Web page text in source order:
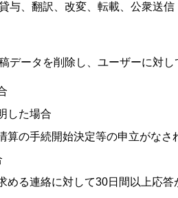
与、翻訳、改変、転載、公衆送
データを削除し、ユーザーに対
した場合
算の手続開始決定等の申立がなさ
める連絡に対して30日間以上応答